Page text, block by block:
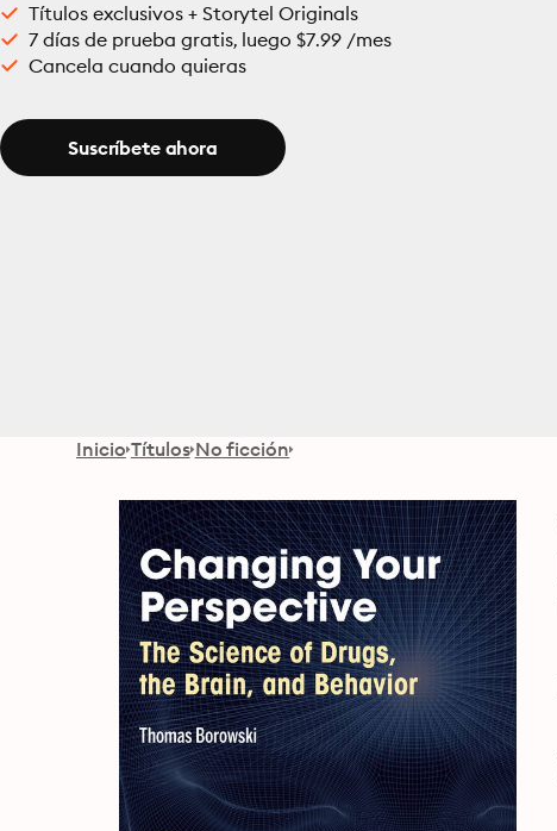
Títulos exclusivos + Storytel Originals
7 días de prueba gratis, luego $7.99 /mes
Cancela cuando quieras
Suscríbete ahora
Inicio Títulos No ficción